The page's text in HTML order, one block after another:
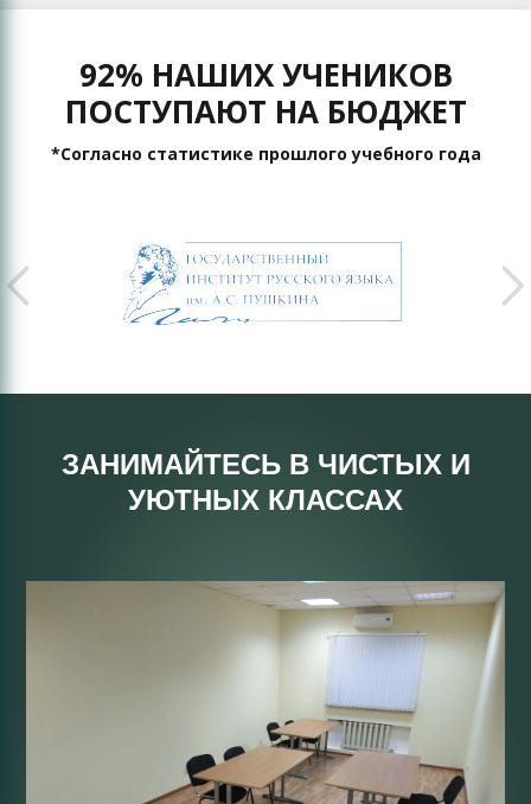
92% НАШИХ УЧЕНИКОВ
ПОСТУПАЮТ НА БЮДЖЕТ
*Согласно статистике прошлого учебного года
ЗАНИМАЙТЕСЬ В ЧИСТЫХ И
УЮТНЫХ КЛАССАХ